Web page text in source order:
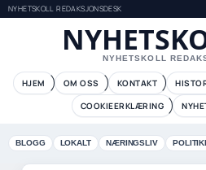
NYHETSKOLL REDAKSJONSDESK
NYHETSKOLL
HJEM OM OSS KONTAKT
COOKIEERKLÆRING
BLOGG LOKALT NÆRINGSLIV